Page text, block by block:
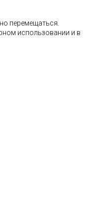
перемещаться.
использовании и в